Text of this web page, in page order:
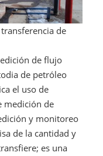
de
de flujo
de petróleo
el uso de
medición de
y monitoreo
de la cantidad y
es una